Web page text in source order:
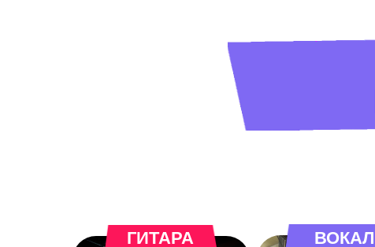
ГИТАРА ВОКАЛ